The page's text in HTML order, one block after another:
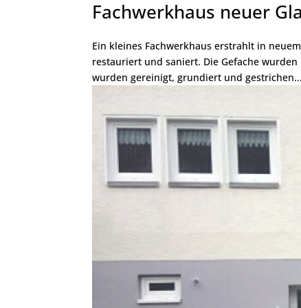
Fachwerkhaus neuer
Ein kleines Fachwerkhaus erstrahlt in
restauriert und saniert. Die Gefache
wurden gereinigt, grundiert und